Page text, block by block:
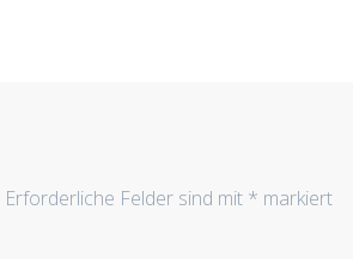
Erforderliche Felder sind mit * markiert